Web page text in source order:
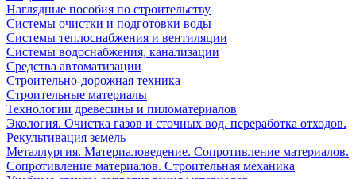
Наглядные пособия по строительству
Системы очистки и подготовки воды
Системы теплоснабжения и вентиляции
Системы водоснабжения, канализации
Средства автоматизации
Строительно-дорожная техника
Строительные материалы
Технологии древесины и пиломатериалов
Экология. Очистка газов и сточных вод. переработка отходов.
Рекультивация земель
Металлургия. Материаловедение. Сопротивление материалов.
Сопротивление материалов. Строительная механика